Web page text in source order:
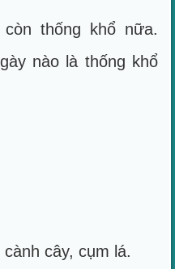
thống khổ nữa.
nào là thống khổ
cây, cụm lá.